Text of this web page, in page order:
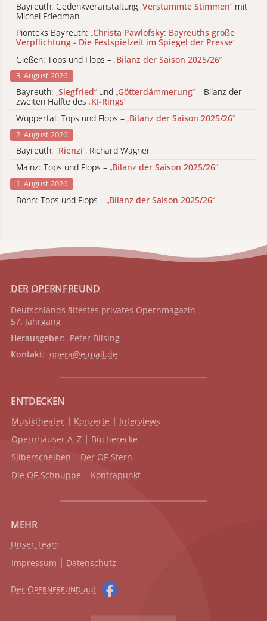
Bayreuth: Gedenkveranstaltung „Verstummte Stimmen“ mit
Michel Friedman
Pionteks Bayreuth: „Christa Pawlofsky: Bayreuths große
Verpflichtung - Die Festspielzeit im Spiegel der Presse“
Gießen: Tops und Flops – „Bilanz der Saison 2025/26“
3. August 2026
Bayreuth: „Siegfried“ und „Götterdämmerung“ – Bilanz der
zweiten Hälfte des „KI-Rings“
Wuppertal: Tops und Flops – „Bilanz der Saison 2025/26“
2. August 2026
Bayreuth: „Rienzi“, Richard Wagner
Mainz: Tops und Flops – „Bilanz der Saison 2025/26“
1. August 2026
Bonn: Tops und Flops – „Bilanz der Saison 2025/26“
DER OPERNFREUND
Deutschlands ältestes privates Opernmagazin
57. Jahrgang
Herausgeber: Peter Bilsing
Kontakt: opera@e.mail.de
ENTDECKEN
Musiktheater Konzerte
Interviews
Opernhäuser A–Z
Bücherecke
Silberscheiben
Der OF-Stern
Die OF-Schnuppe
Kontrapunkt
MEHR
Unser Team
Impressum
Datenschutz
Der OPERNFREUND auf